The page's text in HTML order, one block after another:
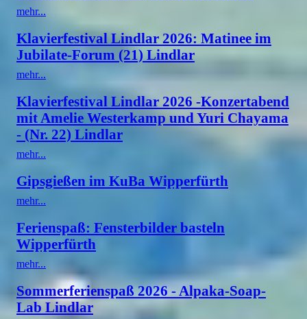
mehr...
Klavierfestival Lindlar 2026: Matinee im
Jubilate-Forum (21) Lindlar
mehr...
Klavierfestival Lindlar 2026 -Konzertabend
mit Amelie Westerkamp und Yuri Chayama
- (Nr. 22) Lindlar
mehr...
Gipsgießen im KuBa Wipperfürth
mehr...
Ferienspaß: Fensterbilder basteln
Wipperfürth
mehr...
Sommerferienspaß 2026 - Alpaka-Soap-
Lab Lindlar